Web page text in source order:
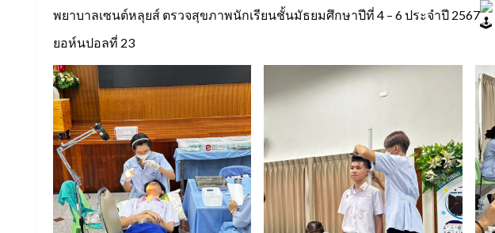
พยาบาลเซนต์หลุยส์ ตรวจสุขภาพนักเรียนชั้นมัธยมศึกษาปีที่ 4 – 6 ประจำปี 2567
ยอห์นปอลที่ 23